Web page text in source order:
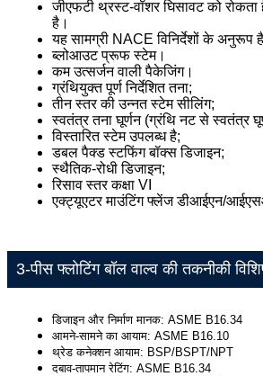
जीएफटी थ्रस्ट-वॉशर घिसावट को
है।
यह सामग्री NACE विनिर्देशों के अनुरूप
ब्लोआउट प्रूफ स्टेम।
कम उत्सर्जन वाली पैकेजिंग।
ग्रंथियुक्त पूर्ण निर्देशित तना;
तीन स्तर की उन्नत स्टेम सीलिंग;
स्वतंत्र तना घूर्णन (ग्रंथि नट से स्वतंत्र
विस्तारित स्टेम उपलब्ध है;
डबल पैक्ड स्टफिंग बॉक्स डिजाइन;
स्थैतिक-रोधी डिजाइन;
रिसाव स्तर कक्षा VI
एक्ट्यूएटर माउंटिंग फ्लेंज डीआईएन/
3-पीस फ्लोटिंग बॉल वाल्व की तकनीकी
डिजाइन और निर्माण मानक: ASME B16.34
आमने-सामने का आयाम: ASME B16.10
थ्रेड कनेक्शन आयाम: BSP/BSPT/NPT
दबाव-तापमान रेटिंग: ASME B16.34